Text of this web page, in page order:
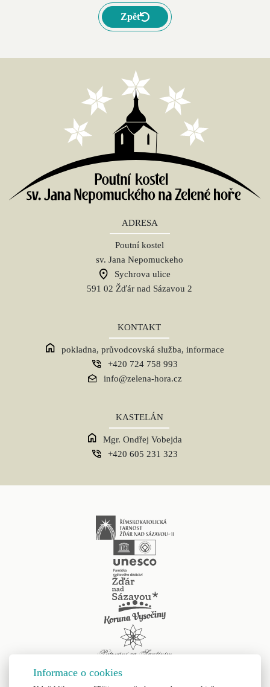
Zpět
ADRESA
Poutní kostel
sv. Jana Nepomuckeho
Sychrova ulice
591 02 Žďár nad Sázavou 2
KONTAKT
pokladna, průvodcovská služba, informace
+420 724 758 993
info@zelena-hora.cz
KASTELÁN
Mgr. Ondřej Vobejda
+420 605 231 323
Informace o cookies